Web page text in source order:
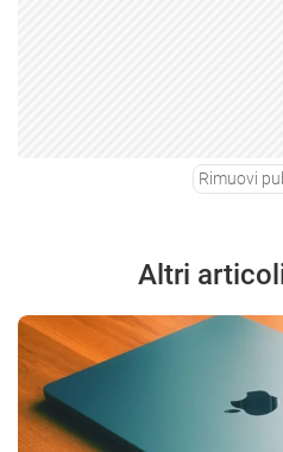
Rimuovi
Altri